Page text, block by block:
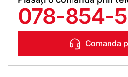
078-854-
Comanda